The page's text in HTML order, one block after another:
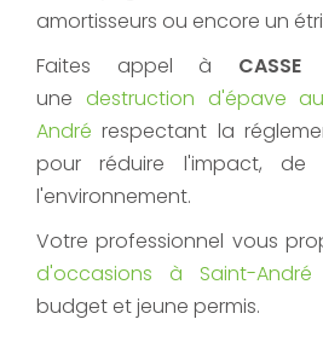
amortisseurs ou encore un
Faites appel à
une destruction d'épave
André respectant la
pour réduire l'impact,
l'environnement.
Votre professionnel vous
d'occasions à Saint-André
budget et jeune permis.